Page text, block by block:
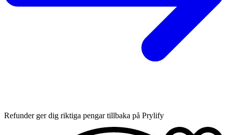
Refunder ger dig riktiga pengar tillbaka på Prylify